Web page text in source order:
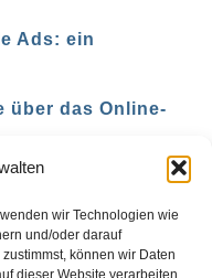
wir Technologien wie
und/oder darauf
können wir Daten
dieser Website verarbeiten.
Ads: ein
über das Online-
Media-